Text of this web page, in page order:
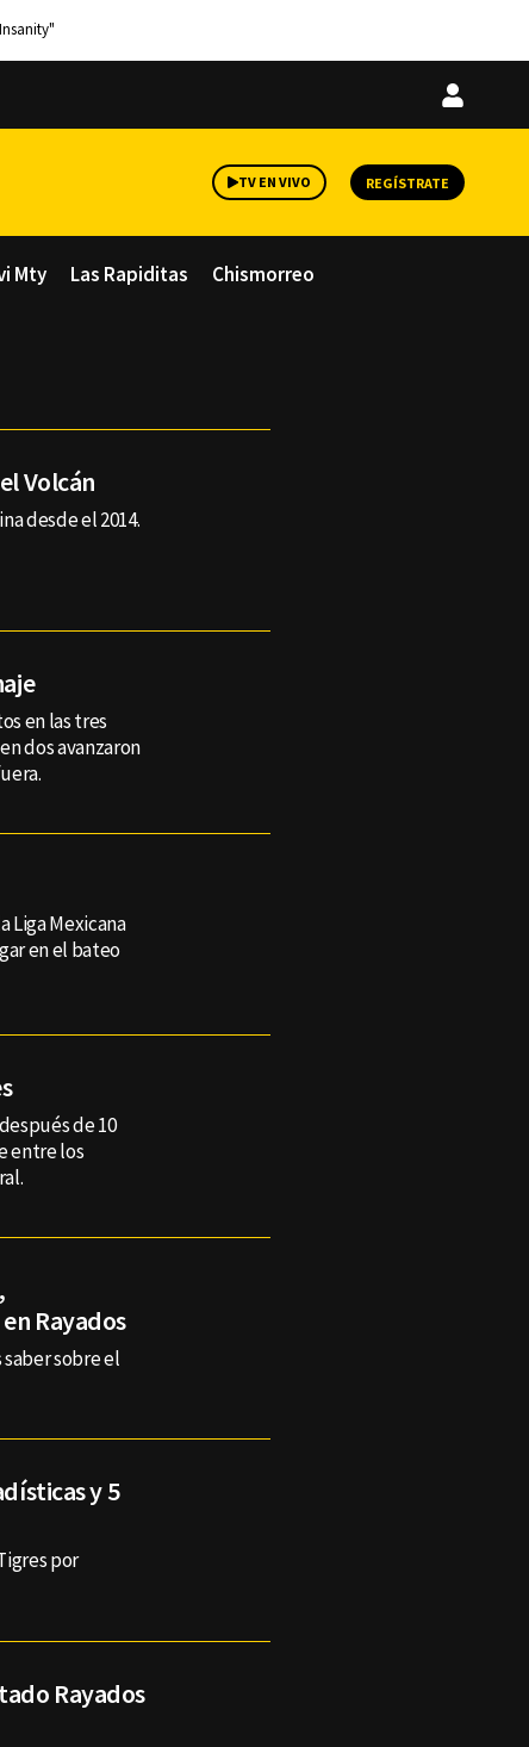
Iniciar
TV EN VIVO REGÍSTRATE
Mty Las Rapiditas Chismorreo
Volcán
desde el 2014.
en las tres
dos avanzaron
Liga Mexicana
en el bateo
de 10
entre los
Rayados
sobre el
y 5
por
Rayados